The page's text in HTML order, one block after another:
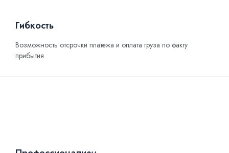
Гибкость
Возможность отсрочки платежа и оплата груза по факту
прибытия